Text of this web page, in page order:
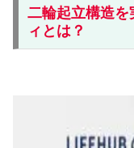
二輪起立構造
ィとは？